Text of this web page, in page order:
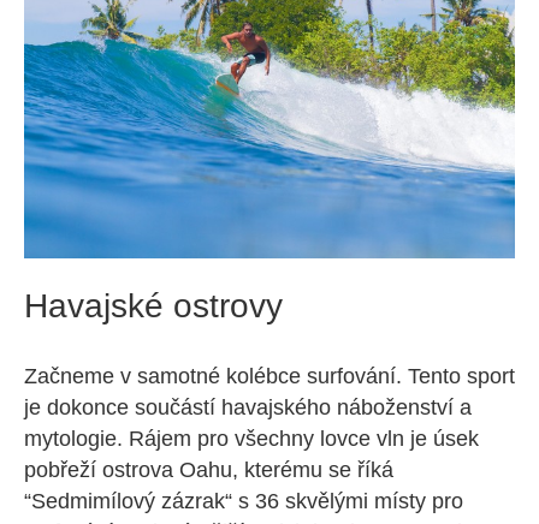
Havajské ostrovy
Začneme v samotné kolébce surfování. Tento sport
je dokonce součástí havajského náboženství a
mytologie. Rájem pro všechny lovce vln je úsek
pobřeží ostrova Oahu, kterému se říká
“Sedmimílový zázrak“ s 36 skvělými místy pro